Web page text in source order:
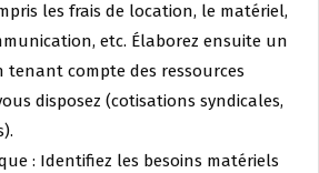
les frais de location, le matériel,
etc. Élaborez ensuite un
tenant compte des ressources
disposez (cotisations syndicales,
: Identifiez les besoins matériels